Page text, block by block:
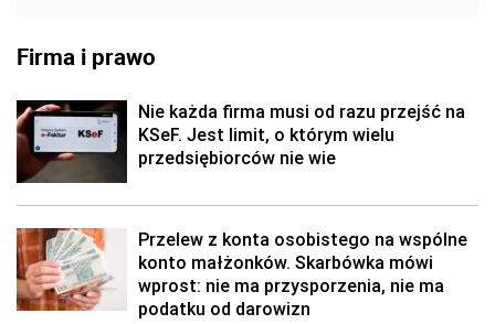
Firma i prawo
Nie każda firma musi od razu przejść na
KSeF. Jest limit, o którym wielu
przedsiębiorców nie wie
Przelew z konta osobistego na wspólne
konto małżonków. Skarbówka mówi
wprost: nie ma przysporzenia, nie ma
podatku od darowizn